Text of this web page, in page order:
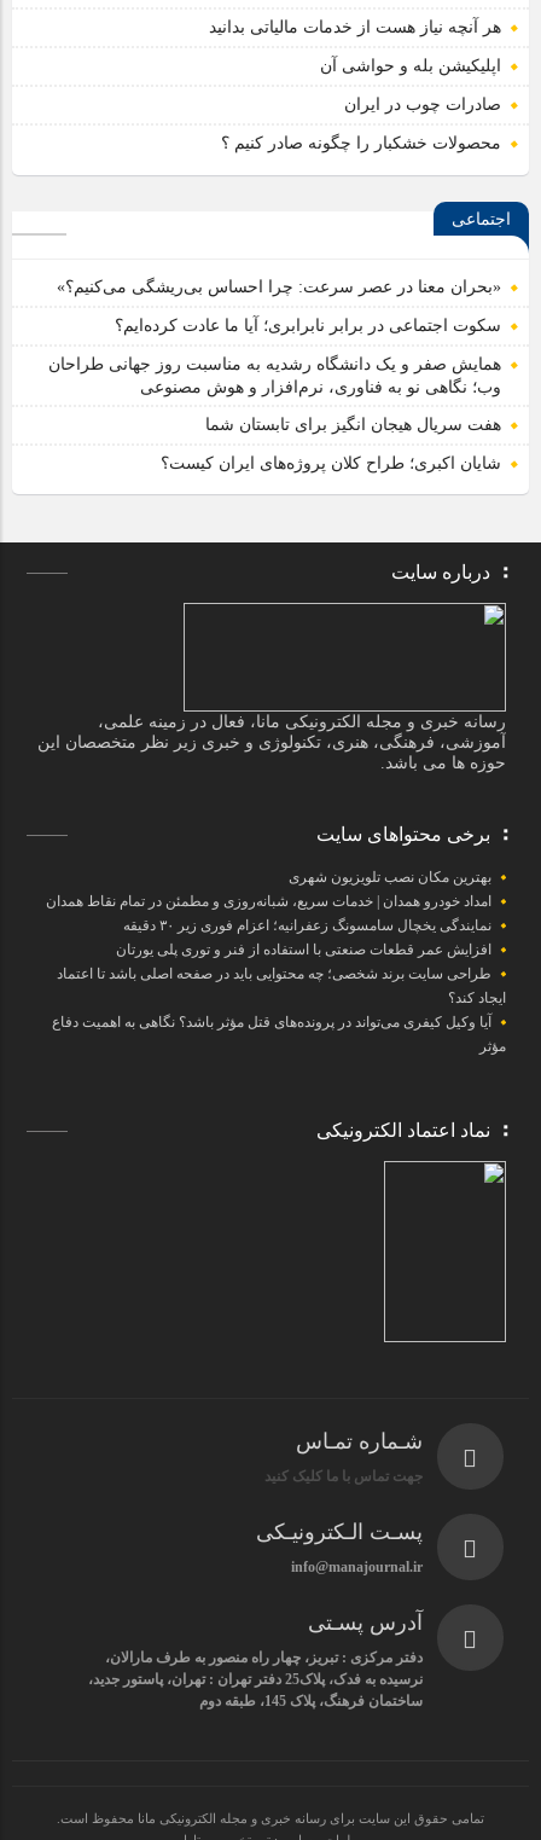
هر آنچه نیاز هست از خدمات مالیاتی بدانید
اپلیکیشن بله و حواشی آن
صادرات چوب در ایران
محصولات خشکبار را چگونه صادر کنیم ؟
اجتماعی
«بحران معنا در عصر سرعت: چرا احساس بی‌ریشگی می‌کنیم؟»
سکوت اجتماعی در برابر نابرابری؛ آیا ما عادت کرده‌ایم؟
همایش صفر و یک دانشگاه رشدیه به مناسبت روز جهانی طراحان
وب؛ نگاهی نو به فناوری، نرم‌افزار و هوش مصنوعی
هفت سریال هیجان انگیز برای تابستان شما
شایان اکبری؛ طراح کلان پروژه‌های ایران کیست؟
درباره سایت
رسانه خبری و مجله الکترونیکی مانا، فعال در زمینه علمی،
آموزشی، فرهنگی، هنری، تکنولوژی و خبری زیر نظر متخصصان این
حوزه ها می باشد.
برخی محتواهای سایت
بهترین مکان نصب تلویزیون شهری
امداد خودرو همدان | خدمات سریع، شبانه‌روزی و مطمئن در تمام نقاط همدان
نمایندگی یخچال سامسونگ زعفرانیه؛ اعزام فوری زیر ۳۰ دقیقه
افزایش عمر قطعات صنعتی با استفاده از فنر و توری پلی یورتان
طراحی سایت برند شخصی؛ چه محتوایی باید در صفحه اصلی باشد تا اعتماد
ایجاد کند؟
آیا وکیل کیفری می‌تواند در پرونده‌های قتل مؤثر باشد؟ نگاهی به اهمیت دفاع
مؤثر
نماد اعتماد الکترونیکی
شـماره تمـاس
جهت تماس با ما کلیک کنید
پسـت الـکترونیـکی
info@manajournal.ir
آدرس پسـتی
دفتر مرکزی : تبریز، چهار راه منصور به طرف مارالان،
نرسیده به فدک، پلاک25 دفتر تهران : تهران، پاستور جدید،
ساختمان فرهنگ، پلاک 145، طبقه دوم
تمامی حقوق این سایت برای رسانه خبری و مجله الکترونیکی مانا محفوظ است.